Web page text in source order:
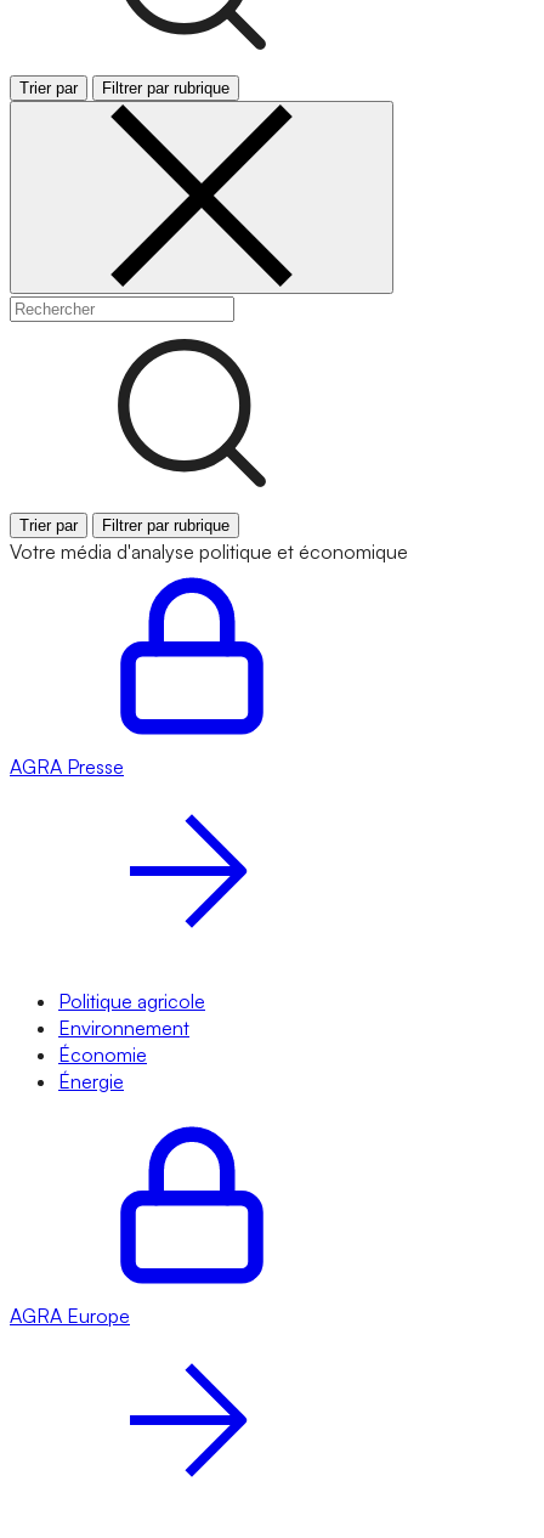
Trier par Filtrer par rubrique
Trier par Filtrer par rubrique
Votre média d'analyse politique et économique
AGRA Presse
Politique agricole
Environnement
Économie
Énergie
AGRA Europe